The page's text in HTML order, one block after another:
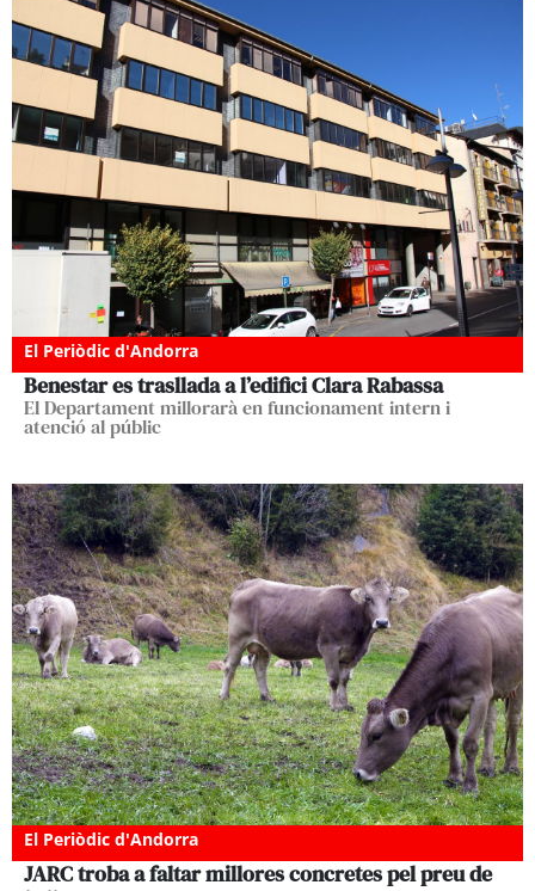
El Periòdic d'Andorra
Benestar es trasllada a l’edifici Clara Rabassa
El Departament millorarà en funcionament intern i
atenció al públic
El Periòdic d'Andorra
JARC troba a faltar millores concretes pel preu de